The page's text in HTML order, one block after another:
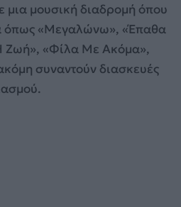
μια μουσική διαδρομή όπου
όπως «Μεγαλώνω», «Έπαθα
Ζωή», «Φίλα Με Ακόμα»,
συναντούν διασκευές